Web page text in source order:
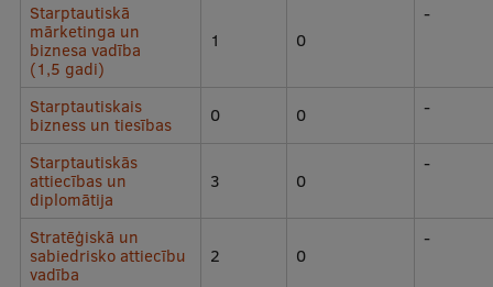
Starptautiskā
mārketinga un
biznesa vadība
(1,5 gadi)
1 0
-
Starptautiskais
bizness un tiesības
0 0 -
Starptautiskās
attiecības un
diplomātija
3 0
-
Stratēģiskā un
sabiedrisko attiecību
vadība
2 0
-